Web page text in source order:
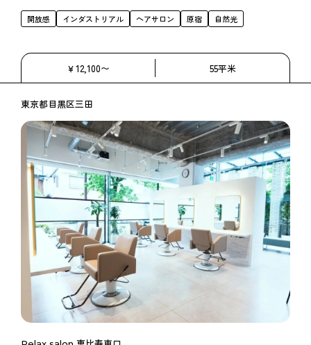
開放感 インダストリアル ヘアサロン 原宿 自然光
￥12,100〜 55平米
東京都目黒区三田